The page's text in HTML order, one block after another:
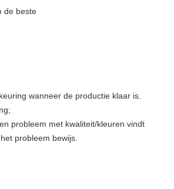
de beste
wanneer de productie klaar is.
probleem met kwaliteit/kleuren vindt
probleem bewijs.